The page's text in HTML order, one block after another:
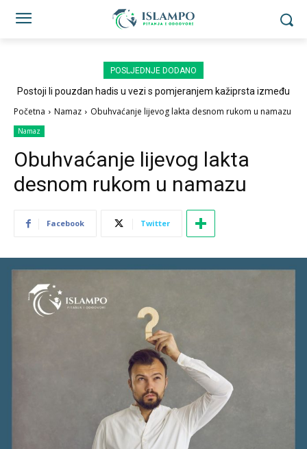
POSLJEDNJE DODANO
Postoji li pouzdan hadis u vezi s pomjeranjem kažiprsta između
Početna Namaz Obuhvaćanje lijevog lakta desnom rukom u namazu
Namaz
Obuhvaćanje lijevog lakta
desnom rukom u namazu
Facebook Twitter